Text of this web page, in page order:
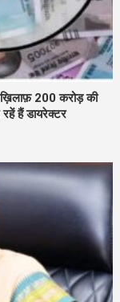
200 करोड़ की
रहें हैं डायरेक्टर